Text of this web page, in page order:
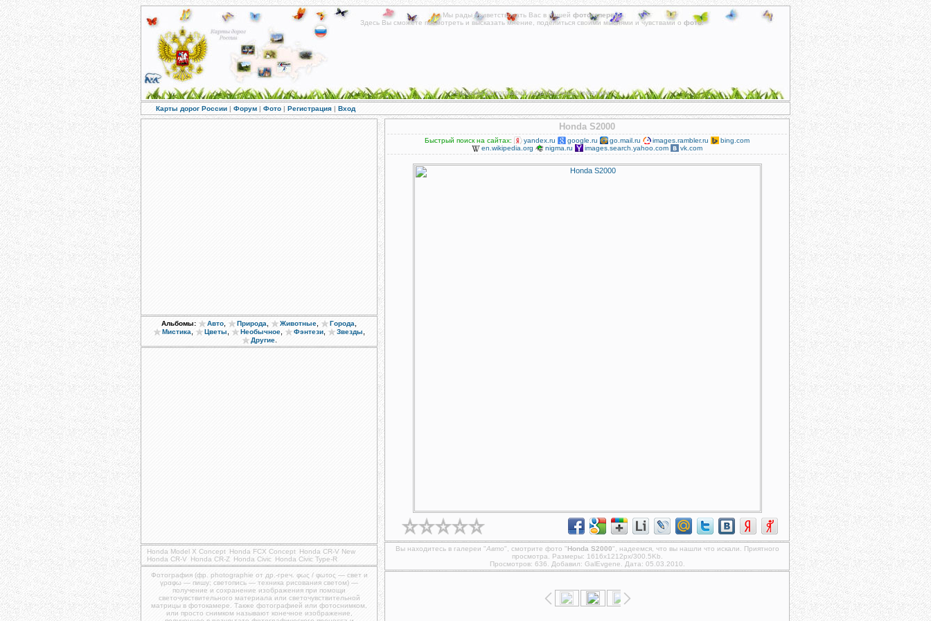
Мы рады приветствовать Вас в нашей фотогалереи!
Здесь Вы сможете посмотреть и высказать мнение, поделиться своими мыслями и чувствами о фото.
Альбомы фотографий на различные тематики.
Карты дорог России | Форум | Фото | Регистрация | Вход
Альбомы: Авто Природа Животные Города
Мистика Цветы Необычное Фэнтези Звезды
Другие.
Honda Model X Concept Honda FCX Concept Honda CR-V New
Honda CR-V Honda CR-Z Honda Civic Honda Civic Type-R
Фотография (фр. photographie от др.-греч. φως / φωτος — свет и
γραφω — пишу; светопись — техника рисования светом) —
получение и сохранение изображения при помощи
светочувствительного материала или светочувствительной
матрицы в фотокамере. Также фотографией или фотоснимком,
или просто снимком называют конечное изображение,
Honda S2000
Быстрый поиск на сайтах: yandex.ru google.ru go.mail.ru images.rambler.ru
bing.com
en.wikipedia.org
nigma.ru images.search.yahoo.com vk.com
Вы находитесь в галереи "Авто", смотрите фото "Honda S2000", надеемся, что вы нашли что искали. Приятного
просмотра. Размеры: 1616x1212px/300.5Kb.
Просмотров: 636. Добавил: GalEvgene . Дата: 05.03.2010.